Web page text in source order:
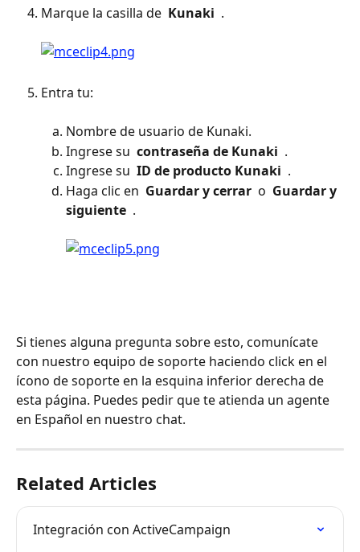
Marque la casilla de Kunaki .
Entra tu:
Nombre de usuario de Kunaki.
Ingrese su contraseña de Kunaki .
Ingrese su ID de producto Kunaki .
Haga clic en Guardar y cerrar o Guardar y
siguiente .
Si tienes alguna pregunta sobre esto, comunícate
con nuestro equipo de soporte haciendo click en el
ícono de soporte en la esquina inferior derecha de
esta página. Puedes pedir que te atienda un agente
en Español en nuestro chat.
Related Articles
Integración con ActiveCampaign